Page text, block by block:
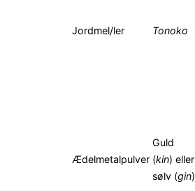
Jordmel/ler Tonoko
Ædelmetalpulver
Guld
(kin) eller
sølv (gin)